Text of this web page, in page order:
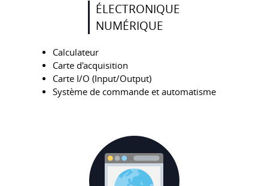
ÉLECTRONIQUE
NUMÉRIQUE
Calculateur
Carte d'acquisition
Carte I/O (Input/Output)
Système de commande et automatisme